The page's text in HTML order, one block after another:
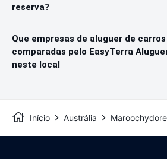
reserva?
Que empresas de aluguer de
comparadas pelo EasyTerra
neste local
Início Austrália Maroochydore